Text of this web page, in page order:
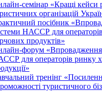
семінар «Кращі кейси
організацій
посібник
НАССР для
продуктів»
форум «Впровадження
для операторів ринку
тренінг
туристичного